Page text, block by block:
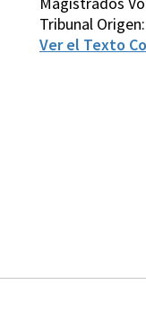
Tribunal
Ver el Texto